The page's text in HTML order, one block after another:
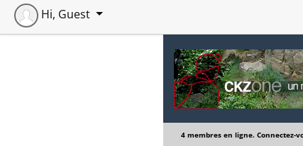
Hi, Guest
4 membres en ligne. Connectez-